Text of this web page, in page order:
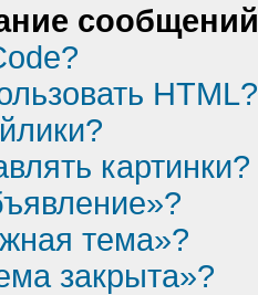
HTML?
картинки?
тема»?
закрыта»?